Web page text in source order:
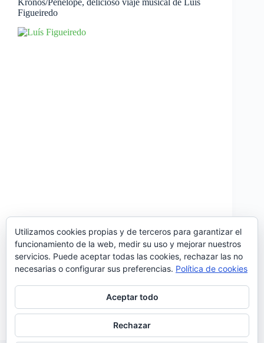
Kronos/Penélope, delicioso viaje musical de Luís
Figueiredo
«Kronos/Penélope» es el nombre del nuevo álbum
del pianista Luís Figueiredo, una bella disertación
musical en torno al tema del tiempo que se presenta
en forma de álbum doble; en total 23 temas para
escuchar con calma, saborear y disfrutar de…
Noemí Sánchez
25/03/2018
Utilizamos cookies propias y de terceros para garantizar el
funcionamiento de la web, medir su uso y mejorar nuestros
servicios. Puede aceptar todas las cookies, rechazar las no
necesarias o configurar sus preferencias. Política de cookies
Aceptar todo
Rechazar